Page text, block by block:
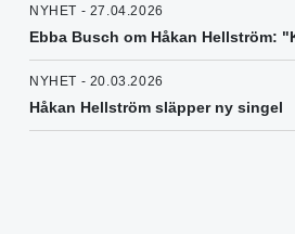
NYHET - 27.04.2026
Ebba Busch om Håkan Hellström:
NYHET - 20.03.2026
Håkan Hellström släpper ny singel